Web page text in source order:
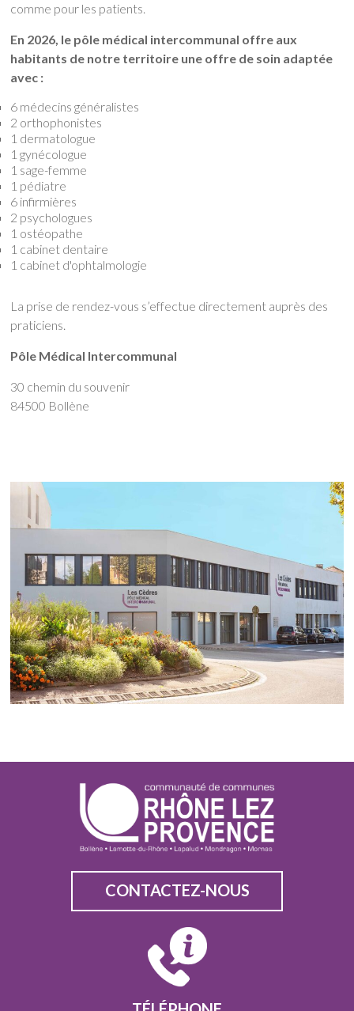
comme pour les patients.
En 2026, le pôle médical intercommunal offre aux
habitants de notre territoire une offre de soin adaptée
avec :
6 médecins généralistes
2 orthophonistes
1 dermatologue
1 gynécologue
1 sage-femme
1 pédiatre
6 infirmières
2 psychologues
1 ostéopathe
1 cabinet dentaire
1 cabinet d'ophtalmologie
La prise de rendez-vous s’effectue directement auprès des
praticiens.
Pôle Médical Intercommunal
30 chemin du souvenir
84500 Bollène
CONTACTEZ-NOUS